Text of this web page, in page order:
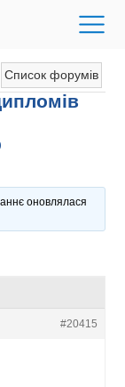
Список форумів
оновлялася
#20415